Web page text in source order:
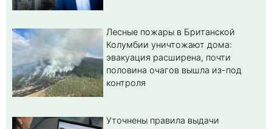
Лесные пожары в Британской
Колумбии уничтожают дома:
эвакуация расширена, почти
половина очагов вышла из-под
контроля
Уточнены правила выдачи